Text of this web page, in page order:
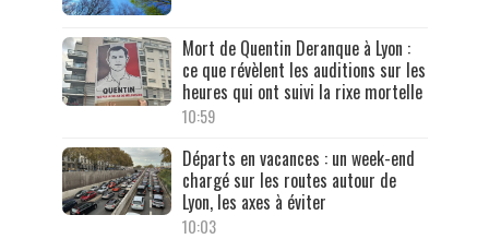
Mort de Quentin Deranque à Lyon :
ce que révèlent les auditions sur les
heures qui ont suivi la rixe mortelle
10:59
Départs en vacances : un week-end
chargé sur les routes autour de
Lyon, les axes à éviter
10:03